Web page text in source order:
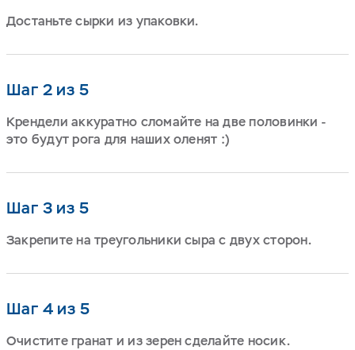
Достаньте сырки из упаковки.
Шаг 2 из 5
Крендели аккуратно сломайте на две половинки -
это будут рога для наших оленят :)
Шаг 3 из 5
Закрепите на треугольники сыра с двух сторон.
Шаг 4 из 5
Очистите гранат и из зерен сделайте носик.